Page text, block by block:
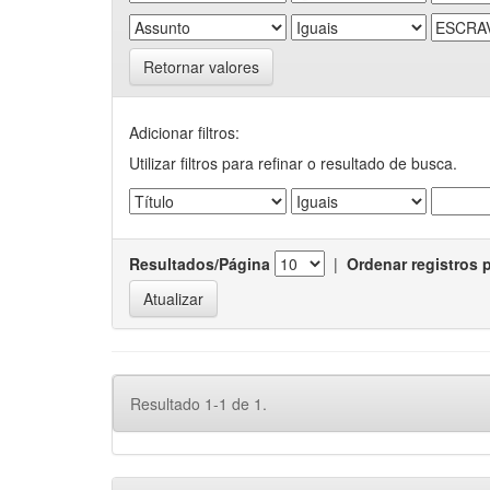
Retornar valores
Adicionar filtros:
Utilizar filtros para refinar o resultado de busca.
Resultados/Página | Ordenar registros
Resultado 1-1 de 1.